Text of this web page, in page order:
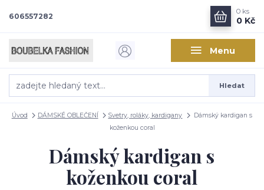
Menu
Hledat
606557282
0 ks
0 Kč
Úvod DÁMSKÉ OBLEČENÍ Svetry, roláky, kardigany
Dámský kardigan s
koženkou coral
Dámský kardigan s
koženkou coral